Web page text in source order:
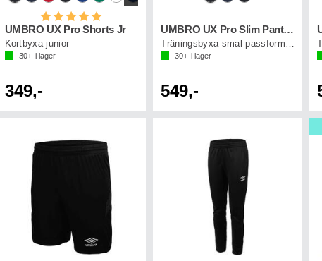
Betyg:
UMBRO UX Pro Shorts Jr
Kortbyxa junior
30+ i lager
349,-
UMBRO UX Pro Slim Pant Jr
Träningsbyxa smal passform junior
30+ i lager
549,-